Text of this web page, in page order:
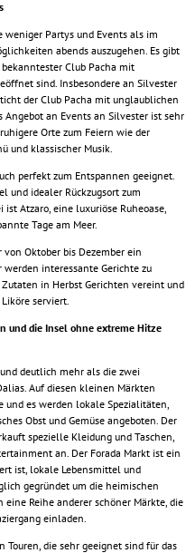
Partys und Events als im
abends auszugehen. Es gibt
Club Pacha mit
sind. Insbesondere an Silvester
der Club Pacha mit unglaublichen
Angebot an Events an Silvester ist sehr
Orte zum Feiern wie der
und klassischer Musik.
perfekt zum Entspannen geeignet.
und idealer Rückzugsort zum
Atzaro, eine luxuriöse Ruheoase,
Tage am Meer.
Oktober bis Dezember ein
interessante Gerichte zu
in Herbst Gerichten vereint und
serviert.
und die Insel ohne extreme Hitze
deutlich mehr als die zwei
Auf diesen kleinen Märkten
und es werden lokale Spezialitäten,
Obst und Gemüse angeboten. Der
spezielle Kleidung und Taschen,
an. Der Forada Markt ist ein
ist, lokale Lebensmittel und
gegründet um die heimischen
Reihe anderer schöner Märkte, die
einladen.
die sehr geeignet sind für das